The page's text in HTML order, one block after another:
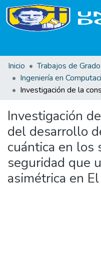
Inicio
Trabajos de Grado
Ingeniería en
Investigación
del desarrollo
cuántica en los
seguridad que
asimétrica en